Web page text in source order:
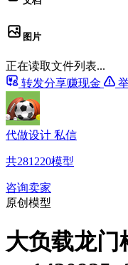
图片
正在读取文件列表...
转发分享赚现金
代做设计 私信
共281220模型
咨询卖家
原创模型
大负载龙门